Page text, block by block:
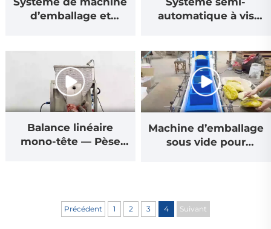
d’emballage et
automatique à vis
Balance linéaire
mono-tête — Pèse
Machine d’emballage
sous vide pour
Précédent 1 2 3 4 Suivant